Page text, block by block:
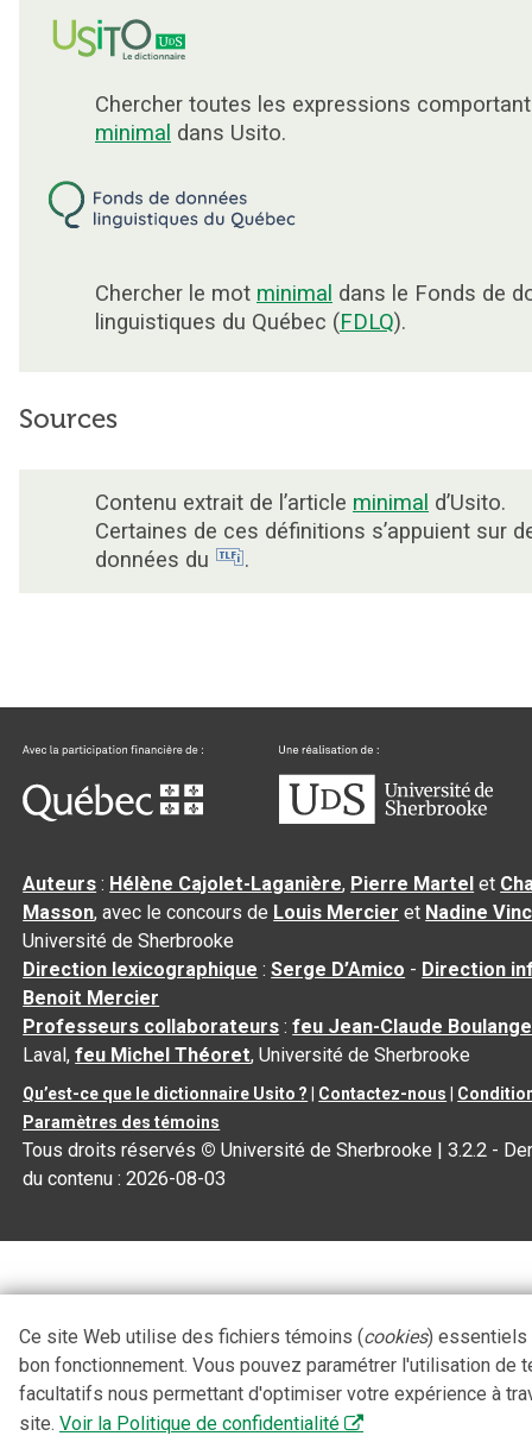
Chercher toutes les expressions
minimal dans Usito.
Chercher le mot minimal dans le Fonds de
linguistiques du Québec (FDLQ).
Sources
Contenu extrait de l’article minimal d’Usito.
Certaines de ces définitions s’appuient sur
données du
.
Auteurs : Hélène Cajolet-Laganière, Pierre Martel et
Masson, avec le concours de Louis Mercier et Nadine
Université de Sherbrooke
Direction lexicographique :Serge D’Amico - Direction
Benoit Mercier
Professeurs collaborateurs :feu Jean-Claude
Laval,feu Michel Théoret, Université de Sherbrooke
Qu’est-ce que le dictionnaire Usito ? Contactez-nous
Paramètres des témoins
Tous droits réservés © Université de Sherbrooke |3.2.2 -
du contenu :2026-08-03
Ce site Web utilise des fichiers témoins (cookies) essentiels
bon fonctionnement. Vous pouvez paramétrer l'utilisation de
facultatifs nous permettant d'optimiser votre expérience à
site. Voir la Politique de confidentialité